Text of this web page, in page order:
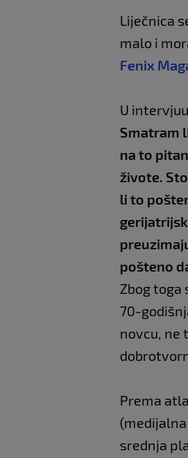
Liječnica
malo i
Fenix
U
Smatram
na to
živote.
li to
pošteno
Zbog toga
70-
novcu, ne
Prema
srednja